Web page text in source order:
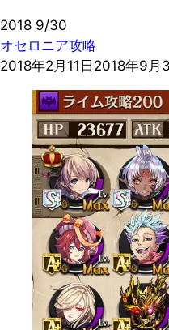
2018 9/30
オセロニア攻略
2018年2月11日 2018年9月